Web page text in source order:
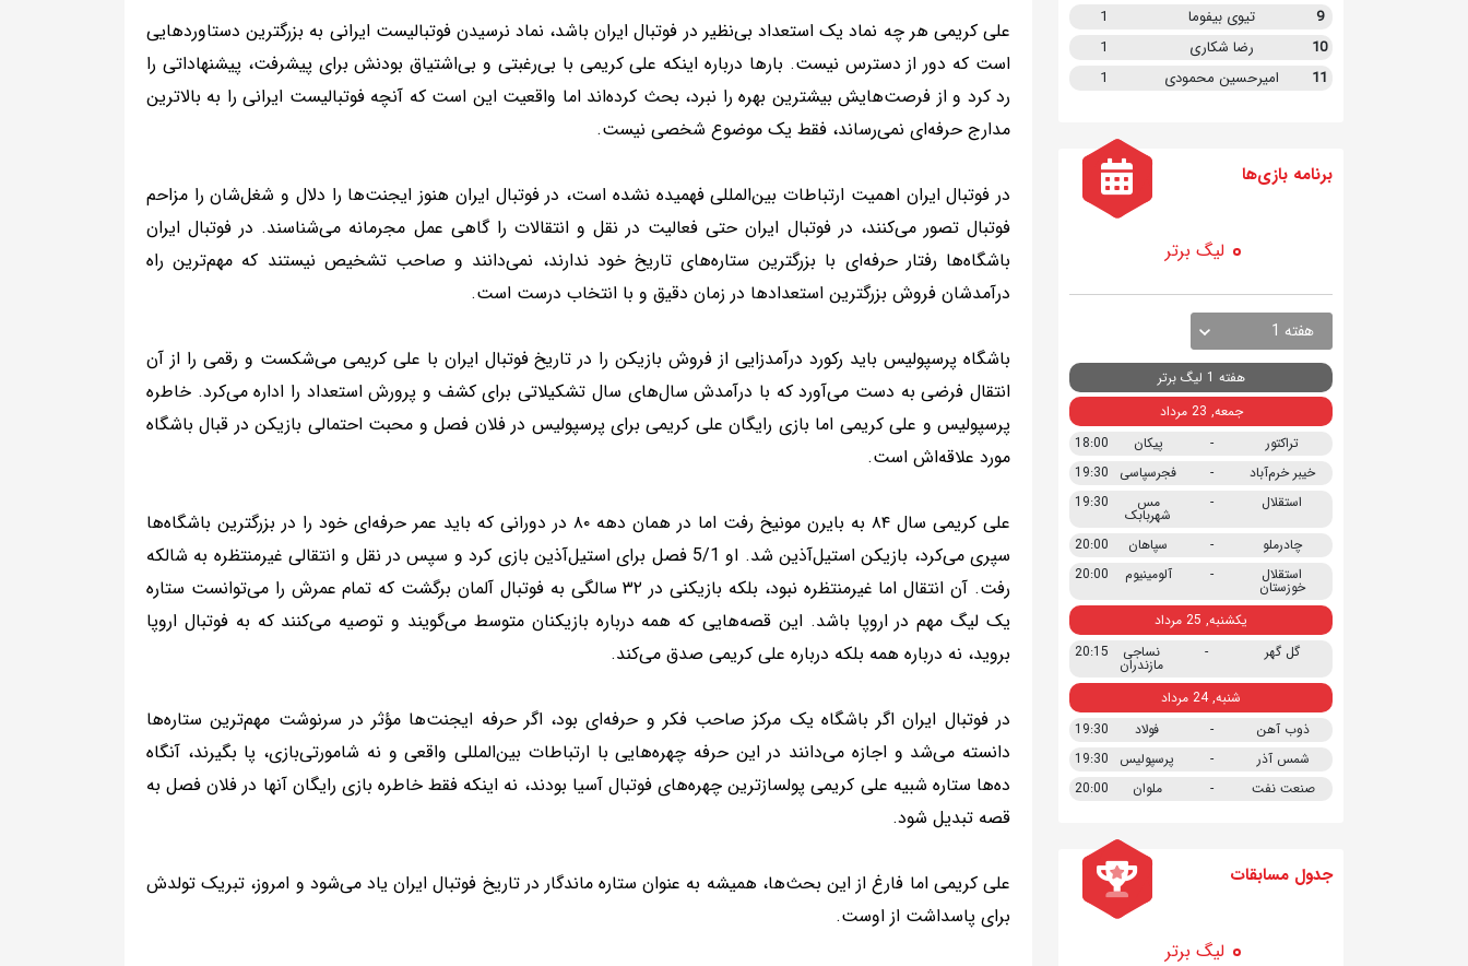
علی کریمی هر چه نماد یک استعداد بی‌نظیر در فوتبال ایران باشد، نماد نرسیدن فوتبالیست ایرانی به بزرگترین دستاوردهایی
است که دور از دسترس نیست. بارها درباره اینکه علی کریمی با بی‌رغبتی و بی‌اشتیاق بودنش برای پیشرفت، پیشنهاداتی را
رد کرد و از فرصت‌هایش بیشترین بهره را نبرد، بحث کرده‌اند اما واقعیت این است که آنچه فوتبالیست ایرانی را به بالاترین
مدارج حرفه‌ای نمی‌رساند، فقط یک موضوع شخصی نیست.
در فوتبال ایران اهمیت ارتباطات بین‌المللی فهمیده نشده است، در فوتبال ایران هنوز ایجنت‌ها را دلال و شغل‌شان را مزاحم
فوتبال تصور می‌کنند، در فوتبال ایران حتی فعالیت در نقل و انتقالات را گاهی عمل مجرمانه می‌شناسند. در فوتبال ایران
باشگاه‌ها رفتار حرفه‌ای با بزرگترین ستاره‌های تاریخ خود ندارند، نمی‌دانند و صاحب تشخیص نیستند که مهم‌ترین راه
درآمدشان فروش بزرگترین استعدادها در زمان دقیق و با انتخاب درست است.
باشگاه پرسپولیس باید رکورد درآمدزایی از فروش بازیکن را در تاریخ فوتبال ایران با علی کریمی می‌شکست و رقمی را از آن
انتقال فرضی به دست می‌آورد که با درآمدش سال‌های سال تشکیلاتی برای کشف و پرورش استعداد را اداره می‌کرد. خاطره
پرسپولیس و علی کریمی اما بازی رایگان علی کریمی برای پرسپولیس در فلان فصل و محبت احتمالی بازیکن در قبال باشگاه
مورد علاقه‌اش است.
علی کریمی سال ۸۴ به بایرن مونیخ رفت اما در همان دهه ۸۰ در دورانی که باید عمر حرفه‌ای خود را در بزرگترین باشگاه‌ها
سپری می‌کرد، بازیکن استیل‌آذین شد. او 5/1 فصل برای استیل‌آذین بازی کرد و سپس در نقل و انتقالی غیرمنتظره به شالکه
رفت. آن انتقال اما غیرمنتظره نبود، بلکه بازیکنی در ۳۲ سالگی به فوتبال آلمان برگشت که تمام عمرش را می‌توانست ستاره
یک لیگ مهم در اروپا باشد. این قصه‌هایی که همه درباره بازیکنان متوسط می‌گویند و توصیه می‌کنند که به فوتبال اروپا
بروید، نه درباره همه بلکه درباره علی کریمی صدق می‌کند.
در فوتبال ایران اگر باشگاه یک مرکز صاحب فکر و حرفه‌ای بود، اگر حرفه ایجنت‌ها مؤثر در سرنوشت مهم‌ترین ستاره‌ها
دانسته می‌شد و اجازه می‌دانند در این حرفه چهره‌هایی با ارتباطات بین‌المللی واقعی و نه شامورتی‌بازی، پا بگیرند، آنگاه
ده‌ها ستاره شبیه علی کریمی پولسازترین چهره‌های فوتبال آسیا بودند، نه اینکه فقط خاطره بازی رایگان‌ آنها در فلان فصل به
قصه تبدیل شود.
علی کریمی اما فارغ از این بحث‌ها، همیشه به عنوان ستاره ماندگار در تاریخ فوتبال ایران یاد می‌شود و امروز، تبریک تولدش
برای پاسداشت از اوست.
9
تیوی بیفوما
1
10
رضا شکاری
1
11
امیرحسین محمودی 1
برنامه بازی ها
لیگ برتر
هفته 1
هفته 1 لیگ برتر
جمعه, 23 مرداد
تراکتور
- پیکان
18:00
خیبر خرم‌آباد
- فجرسپاسی
19:30
استقلال
- مس
شهربابک
19:30
چادرملو - سپاهان
20:00
استقلال
خوزستان
- آلومینیوم 20:00
یکشنبه, 25 مرداد
گل گهر
- نساجی
مازندران
20:15
شنبه, 24 مرداد
ذوب آهن
- فولاد
19:30
شمس آذر
- پرسپولیس
19:30
صنعت نفت
- ملوان 20:00
جدول مسابقات
لیگ برتر